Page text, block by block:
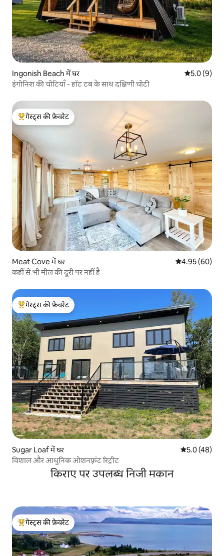
Ingonish Beach में घर औसत रेटिंग 5
5.0 (9)
इंगोनिश की चोटियाँ - हॉट टब के साथ दक्षिणी चोटी
गेस्ट्स का टॉप फ़ेवरेट
गेस्ट्स की फ़ेवरेट
Meat Cove में घर औसत रेटिंग 5 में
4.95 (60)
कहीं से भी मील की दूरी पर नहीं है
गेस्ट्स का टॉप फ़ेवरेट
गेस्ट्स की फ़ेवरेट
Sugar Loaf में घर औसत रेटिंग 5
5.0 (48)
विशाल और आधुनिक ओशनफ़्रंट रिट्रीट
किराए पर उपलब्ध निजी मकान
गेस्ट्स का टॉप फ़ेवरेट
गेस्ट्स की फ़ेवरेट